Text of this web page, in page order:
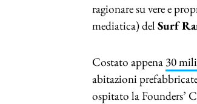
ragionare su vere e
mediatica) del Surf
Costato appena 30
abitazioni
ospitato la Founders’